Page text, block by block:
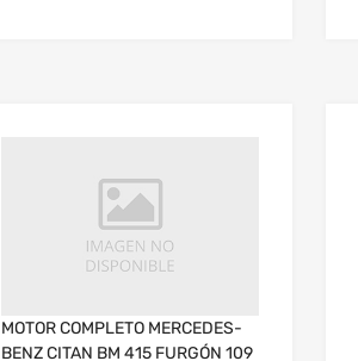
MOTOR COMPLETO MERCEDES-
BENZ CITAN BM 415 FURGÓN 109